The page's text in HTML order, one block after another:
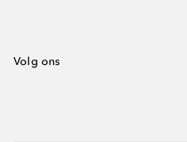
Volg ons